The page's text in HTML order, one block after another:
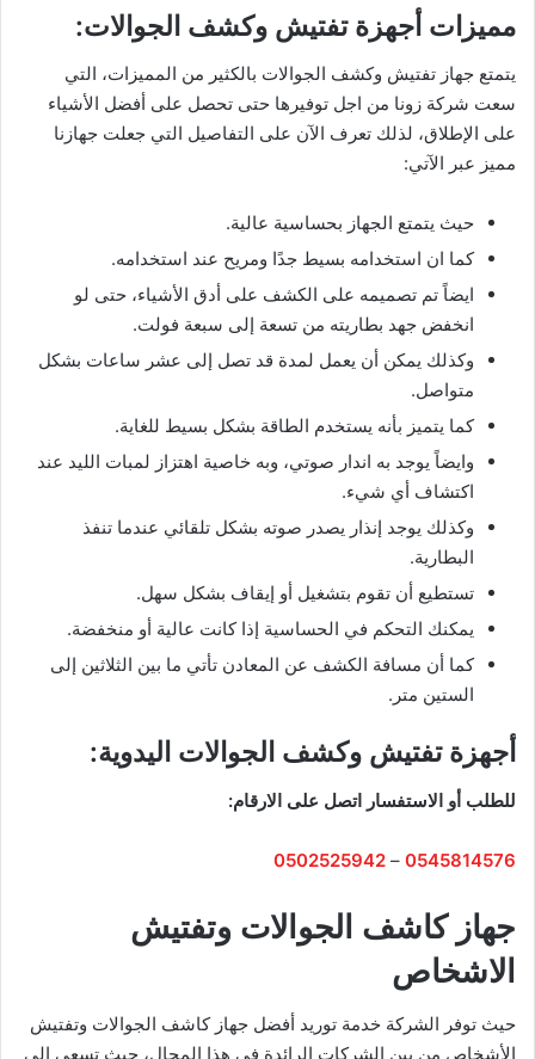
مميزات أجهزة تفتيش وكشف الجوالات:
يتمتع جهاز تفتيش وكشف الجوالات بالكثير من المميزات، التي
سعت شركة زونا من اجل توفيرها حتى تحصل على أفضل الأشياء
على الإطلاق، لذلك تعرف الآن على التفاصيل التي جعلت جهازنا
مميز عبر الآتي:
حيث يتمتع الجهاز بحساسية عالية.
كما ان استخدامه بسيط جدًا ومريح عند استخدامه.
ايضاً تم تصميمه على الكشف على أدق الأشياء، حتى لو
انخفض جهد بطاريته من تسعة إلى سبعة فولت.
وكذلك يمكن أن يعمل لمدة قد تصل إلى عشر ساعات بشكل
متواصل.
كما يتميز بأنه يستخدم الطاقة بشكل بسيط للغاية.
وايضاً يوجد به اندار صوتي، وبه خاصية اهتزاز لمبات الليد عند
اكتشاف أي شيء.
وكذلك يوجد إنذار يصدر صوته بشكل تلقائي عندما تنفذ
البطارية.
تستطيع أن تقوم بتشغيل أو إيقاف بشكل سهل.
يمكنك التحكم في الحساسية إذا كانت عالية أو منخفضة.
كما أن مسافة الكشف عن المعادن تأتي ما بين الثلاثين إلى
الستين متر.
أجهزة تفتيش وكشف الجوالات اليدوية:
للطلب أو الاستفسار اتصل على الارقام:
0545814576
–
0502525942
جهاز كاشف الجوالات وتفتيش
الاشخاص
حيث توفر الشركة خدمة توريد أفضل جهاز كاشف الجوالات وتفتيش
الأشخاص من بين الشركات الرائدة في هذا المجال، حيث تسعى إلى